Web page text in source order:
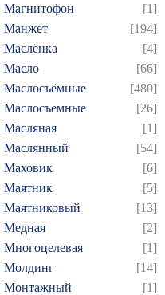
Магнитофон
[1]
Манжет
[194]
Маслёнка
[4]
Масло
[66]
Маслосъёмные
[480]
Маслосъемные
[26]
Масляная
[1]
Маслянный
[54]
Маховик
[6]
Маятник
[5]
Маятниковый
[13]
Медная
[2]
Многоцелевая
[1]
Молдинг
[14]
Монтажный
[1]